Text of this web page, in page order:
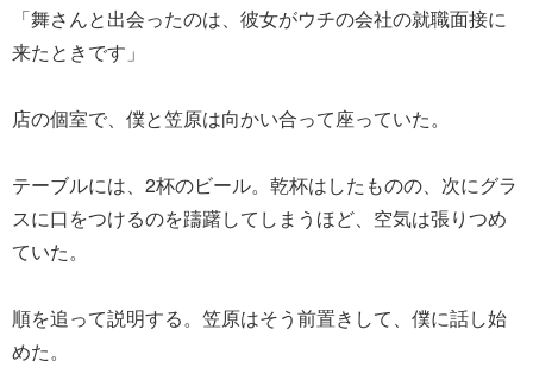
「舞さんと出会ったのは、彼女がウチの会社の就職面接に
来たときです」
店の個室で、僕と笠原は向かい合って座っていた。
テーブルには、2杯のビール。乾杯はしたものの、次にグラ
スに口をつけるのを躊躇してしまうほど、空気は張りつめ
ていた。
順を追って説明する。笠原はそう前置きして、僕に話し始
めた。